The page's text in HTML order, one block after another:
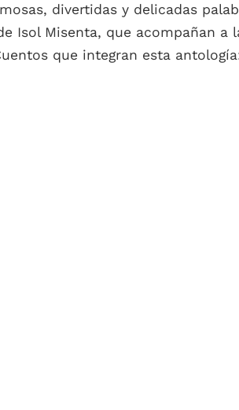
divertidas y delicadas
Isol Misenta, que acompañan a
que integran esta